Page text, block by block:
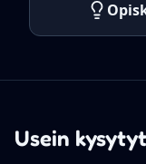
Usein